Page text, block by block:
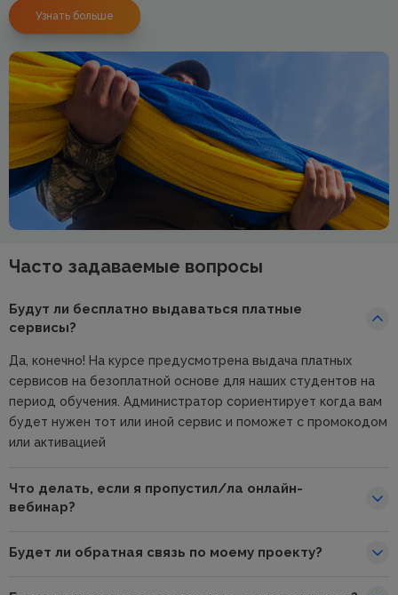
Узнать больше
Часто задаваемые вопросы
Будут ли бесплатно выдаваться платные
сервисы?
Да, конечно! На курсе предусмотрена выдача платных
сервисов на безоплатной основе для наших студентов на
период обучения. Администратор сориентирует когда вам
будет нужен тот или иной сервис и поможет с промокодом
или активацией
Что делать, если я пропустил/ла онлайн-
вебинар?
Будет ли обратная связь по моему проекту?